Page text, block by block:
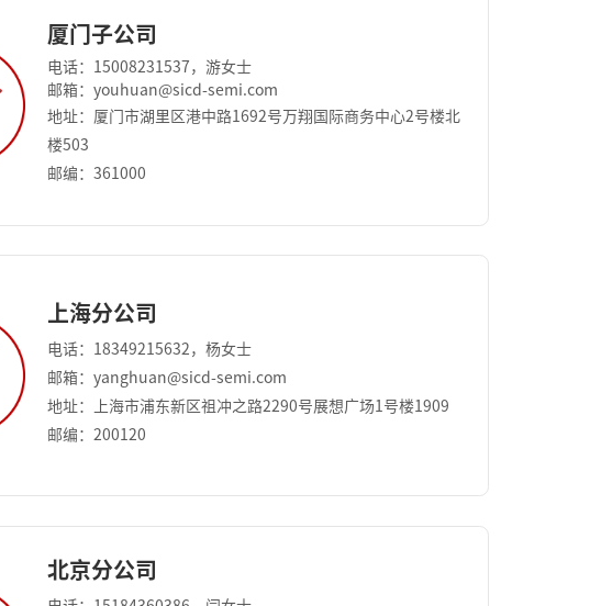
厦门子公司
电话：15008231537，游女士
邮箱：youhuan@sicd-semi.com
地址：厦门市湖里区港中路1692号万翔国际商务中⼼2号楼北
楼503
邮编：361000
上海分公司
电话：18349215632，杨女士
邮箱：yanghuan@sicd-semi.com
地址：上海市浦东新区祖冲之路2290号展想广场1号楼1909
邮编：200120
北京分公司